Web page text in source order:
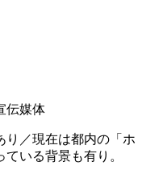
伝媒体
り／現在は都内の「ホ
いる背景も有り。